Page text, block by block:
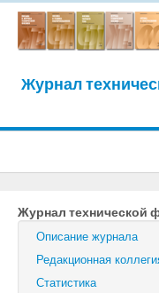
Журнал
Журнал
Письма в Журнал
Физика твердого
Журнал технической
Описание журнала
Редакционная
Статистика